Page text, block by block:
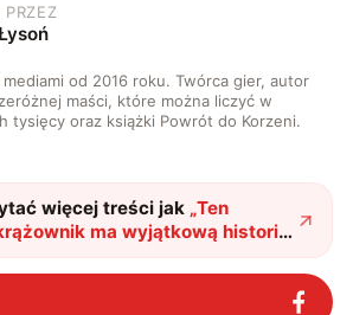
mediami od 2016 roku. Twórca gier, autor
maści, które można liczyć w
tysięcy oraz książki Powrót do Korzeni.
więcej treści jak „Ten
ma wyjątkową historię.
wyrzutnie niosły śmierć